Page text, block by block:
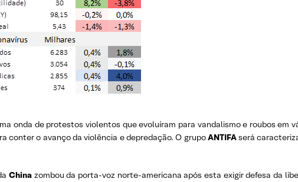
onda de protestos violentos que evoluíram para vandalismo e roubos em
conter o avanço da violência e depredação. O grupoANTIFAserá
Chinazombou da porta-voz norte-americana após esta exigir defesa da